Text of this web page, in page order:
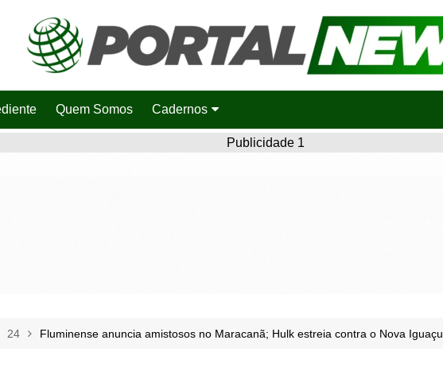
Quem Somos Cadernos
Publicidade 1
24 Fluminense anuncia amistosos no Maracanã; Hulk estreia contra o Nova Iguaçu